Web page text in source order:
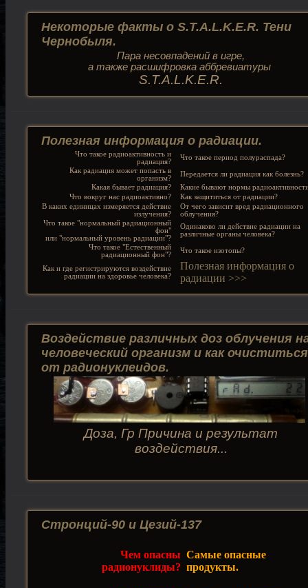
Некоторые факты о S.T.A.L.K.E.R. Тени
Чернобыля.
Пара несовпадений в игре,
а также расшифровка аббревиатуры
S.T.A.L.K.E.R.
Полезная информация о радиации.
Что такое радиоактивность и
радиация?
Что такое период полураспада?
Как радиация может попасть в
организм?
Передается ли радиация как болезнь?
Какая бывает радиация?
Какие бывают нормы
Что вокруг нас радиоактивно?
Как защититься от радиации?
В каких единицах измеряется действие
излучения?
От чего зависит вред радиационного
облучения?
Что такое "нормальный радиационный
фон"
или "нормальный уровень радиации"?
Одинаково ли действие радиации на
различные органы человека?
Что такое "Естественный
радиационный фон"?
Что такое изотопы?
Как и где регистрируются воздействие
радиации на здоровье человека?
Полезная информация о
радиации >>>
Воздействие различных доз облучения
человеческий организм и как очиститься
от радионуклеидов.
Доза, Гр Причина и результат
воздействия...
Стронций-90 и Цезий-137
Чем опасны
радионуклиды?
Самые опасные
продукты.